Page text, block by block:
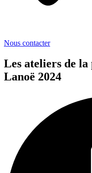
Nous contacter
Les ateliers de
Lanoë 2024